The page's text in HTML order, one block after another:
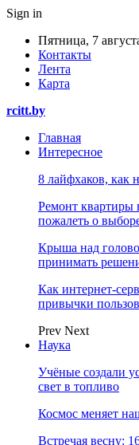
Sign in
Пятница, 7
Контакты
Лента
Карта
rcitt.by
Главная
Интересное
8 лайфхаков, как
Ремонт квартиры
пожалеть о
Крыша над
принимать
Как интернет-
привычки
Prev Next
Наука
Учёные создали
свет в топливо
Космос меняет
Встречая весну: